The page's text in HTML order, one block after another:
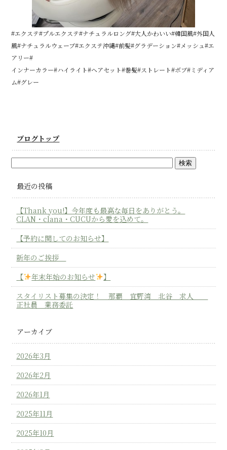
#エクステ#プルエクステ#ナチュラルロング#大人かわいい#韓国風#外国人
風#ナチュラルウェーブ#エクステ沖縄#前髪#グラデーション#メッシュ#エ
アリー#
インナーカラー#ハイライト#ヘアセット#巻髪#ストレート#ボブ#ミディア
ム#グレー
ブログトップ
最近の投稿
【Thank you!】今年度も最高な毎日をありがとう。
CLAN・clana・CUCUから愛を込めて。
【予約に関してのお知らせ】
新年のご挨拶
【
年末年始のお知らせ
】
スタイリスト募集の決定！ 那覇 宜野湾 北谷 求人
正社員 業務委託
アーカイブ
2026年3月
2026年2月
2026年1月
2025年11月
2025年10月